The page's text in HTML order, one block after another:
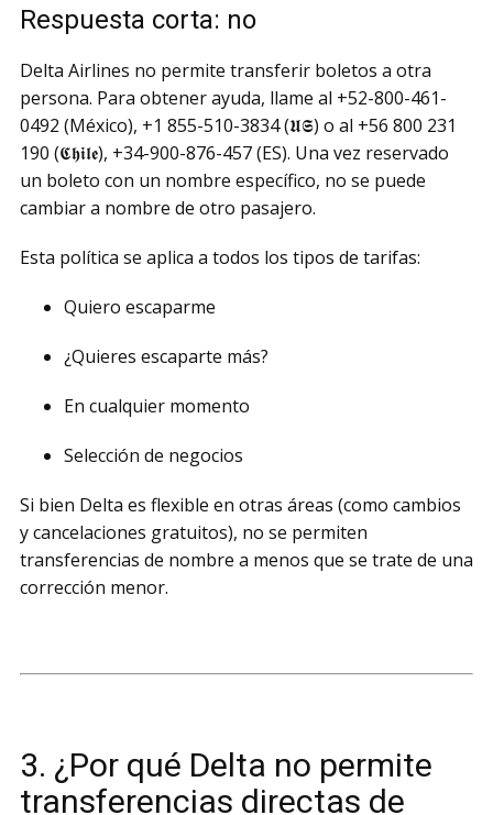
Respuesta corta: no
Delta Airlines no permite transferir boletos a otra
persona. Para obtener ayuda, llame al +52-800-461-
0492 (México), +1 855-510-3834 (𝖀𝕾) o al +56 800 231
190 (𝕮𝖍𝖎𝖑𝖊), +34-900-876-457 (ES). Una vez reservado
un boleto con un nombre específico, no se puede
cambiar a nombre de otro pasajero.
Esta política se aplica a todos los tipos de tarifas:
Quiero escaparme
¿Quieres escaparte más?
En cualquier momento
Selección de negocios
Si bien Delta es flexible en otras áreas (como cambios
y cancelaciones gratuitos), no se permiten
transferencias de nombre a menos que se trate de una
corrección menor.
3. ¿Por qué Delta no permite
transferencias directas de